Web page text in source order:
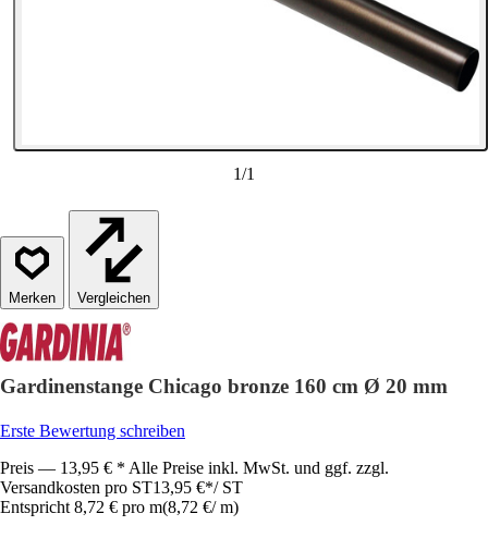
1/1
Vergleichen
Gardinenstange Chicago bronze 160 cm Ø 20 mm
Erste Bewertung schreiben
Preis — 13,95 € * Alle Preise inkl. MwSt. und ggf. zzgl.
Versandkosten pro ST13,95 €*/ ST
Entspricht 8,72 € pro m(8,72 €/ m)